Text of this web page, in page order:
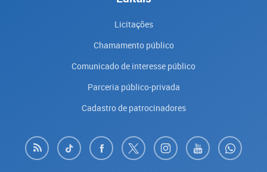
Licitações
Chamamento público
Comunicado de interesse público
Parceria público-privada
Cadastro de patrocinadores